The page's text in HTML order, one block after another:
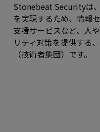
Stonebeat Securityは
を実現するため、情報
支援サービスなど、人
リティ対策を提供する
（技術者集団）です。